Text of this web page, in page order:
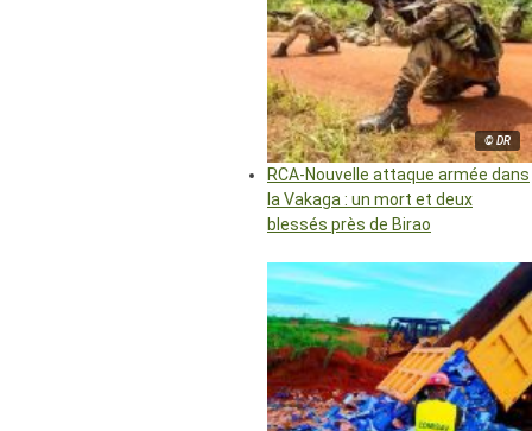
© DR
RCA-Nouvelle attaque armée dans
la Vakaga : un mort et deux
blessés près de Birao